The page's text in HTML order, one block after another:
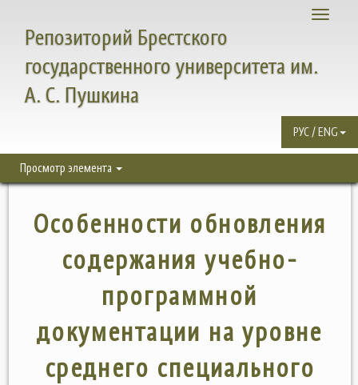
Toggle
Репозиторий Брестского
государственного университета им.
А. С. Пушкина
РУС / ENG
Просмотр элемента
Особенности обновления
содержания учебно-
программной
документации на уровне
среднего специального